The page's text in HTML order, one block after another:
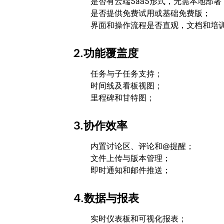
是否提供免费试用或基础免费版；
界面和操作流程是否直观，文档和培
2.功能覆盖度
任务与子任务支持；
时间线及看板视图；
里程碑和甘特图；
3.协作效率
内置讨论区、评论和@提醒；
文件上传与版本管理；
即时通知和邮件推送；
4.数据与报表
实时仪表板和可视化报表；